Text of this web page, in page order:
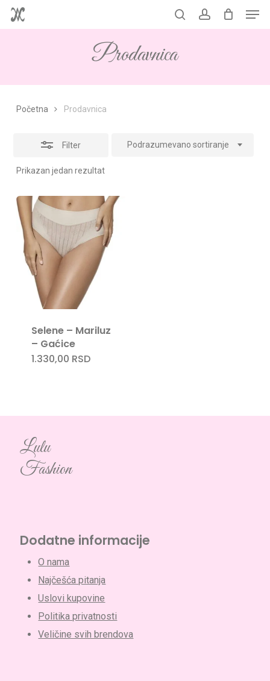
Skip
to
searchaccount
Korpa Close
Prodavnica
Početna Prodavnica
Filter
Prikazan jedan rezultat
Podrazumevano sortiranje
Close
Selene – Mariluz
– Gaćice
1.330,00 RSD
Lulu
Fashion
Dodatne informacije
O nama
Najčešća pitanja
Uslovi kupovine
Politika privatnosti
Veličine svih brendova